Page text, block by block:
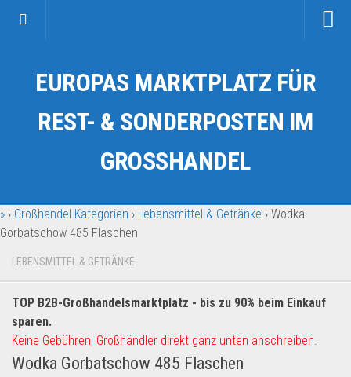
Kategorien
Auto & Motorrad
Fahrzeuge & Transport
Garten & Werkzeug
Geschäft, Büro & Schreibwaren
Geschenkartikel
Handy und Smartphone
Kosmetik & Pflege
Lebensmittel & Getränke
EUROPAS MARKTPLATZ FÜR
REST- & SONDERPOSTEN IM
GROSSHANDEL
» › Großhandel Kategorien › Lebensmittel & Getränke › Wodka
Gorbatschow 485 Flaschen
LEBENSMITTEL & GETRÄNKE
TOP B2B-Großhandelsmarktplatz - bis zu 90% beim Einkauf
sparen.
Keine Gebühren, Großhändler direkt ganz unten anschreiben.
Wodka Gorbatschow 485 Flaschen